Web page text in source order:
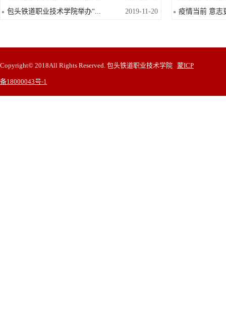
包头铁道职业技术学院举办“... 2019-11-20 疫情当前 意志
Copyright© 2018All Rights Reserved. 包头铁道职业技术学院 蒙ICP
备18000043号-1